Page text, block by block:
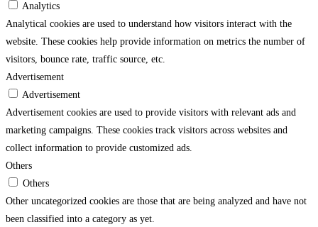
Analytics
Analytical cookies are used to understand how visitors interact with the
website. These cookies help provide information on metrics the number of
visitors, bounce rate, traffic source, etc.
Advertisement
Advertisement
Advertisement cookies are used to provide visitors with relevant ads and
marketing campaigns. These cookies track visitors across websites and
collect information to provide customized ads.
Others
Others
Other uncategorized cookies are those that are being analyzed and have not
been classified into a category as yet.